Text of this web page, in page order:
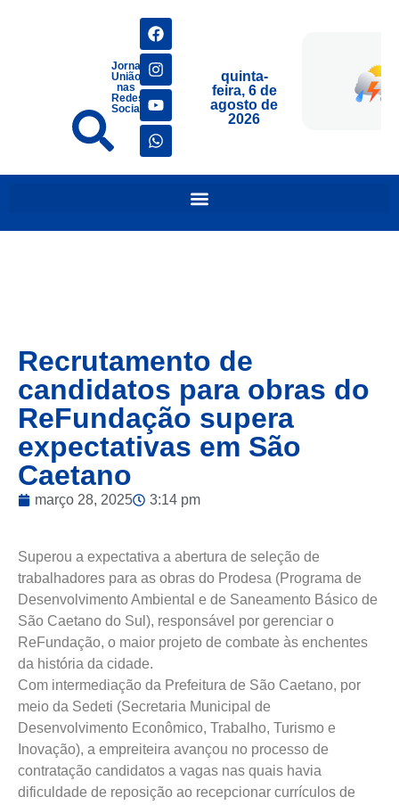
Jornais
União
nas
Redes
Sociais
quinta-
feira, 6 de
agosto de
2026
Recrutamento de
candidatos para obras do
ReFundação supera
expectativas em São
Caetano
março 28, 2025 3:14 pm
Superou a expectativa a abertura de seleção de
trabalhadores para as obras do Prodesa (Programa de
Desenvolvimento Ambiental e de Saneamento Básico de
São Caetano do Sul), responsável por gerenciar o
ReFundação, o maior projeto de combate às enchentes
da história da cidade.
Com intermediação da Prefeitura de São Caetano, por
meio da Sedeti (Secretaria Municipal de
Desenvolvimento Econômico, Trabalho, Turismo e
Inovação), a empreiteira avançou no processo de
contratação candidatos a vagas nas quais havia
dificuldade de reposição ao recepcionar currículos de